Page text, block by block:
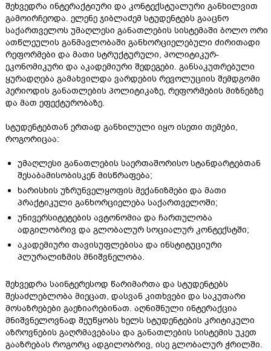
შეხვედრა ინტერაქტიური და კონტექსტუალური განხილვით
გამოირჩეოდა. ელენე ჯიბლაძემ სტუდენტებს გააცნო
საქართველოს უმაღლესი განათლების სისტემაში ბოლო ორი
ათწლეულის განმავლობაში განხორციელებული ძირითადი
რეფორმები და მათი სტრუქტურული, პოლიტიკურ-
ეკონომიკური და აკადემიური შედეგები. განსაკუთრებული
ყურადღება გამახვილდა ვარდების რევოლუციის შემდგომი
პერიოდის განათლების პოლიტიკაზე, რეფორმების მიზნებზე
და მათ ეფექტურობაზე.
სტუდენტებთან ერთად განხილული იყო ისეთი თემები,
როგორიცაა:
უმაღლესი განათლების საერთაშორისო სტანდარტებთან
შესაბამისობისკენ მისწრაფება;
ხარისხის უზრუნველყოფის მექანიზმები და მათი
პრაქტიკული განხორციელება საქართველოში;
უნივერსიტეტების ავტონომია და ჩართულობა
ადგილობრივ და გლობალურ სოციალურ კონტექსტში;
აკადემიური თავისუფლებისა და ინსტიტუციური
პლურალიზმის მნიშვნელობა.
შეხვედრა საინტერესოდ წარიმართა და სტუდენტებს
შესაძლებლობა მიეცათ, დასვან კითხვები და საკუთარი
მოსაზრებები გაეზიარებინათ. აღნიშნული ინტერაქცია
მნიშვნელოვნად შეუწყობს ხელს სტუდენტების კრიტიკული
აზროვნების გაღრმავებასა და განათლების სისტემის უკეთ
გააზრებას როგორც ადგილობრივ, ისე გლობალურ ჭრილში.